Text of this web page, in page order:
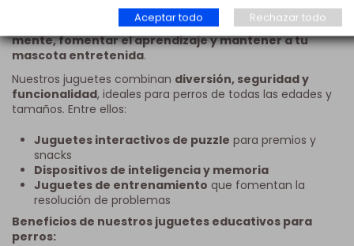
encontrarás una selección dejuguetes
educativos para perros, diseñados paraestimular la
mente, fomentar el aprendizaje y mantener a tu
mascota entretenida.
Nuestros juguetes combinan diversión, seguridad y
funcionalidad, ideales para perros de todas las edades y
tamaños. Entre ellos:
Juguetes interactivos de puzzle para premios y
snacks
Dispositivos de inteligencia y memoria
Juguetes de entrenamiento que fomentan la
resolución de problemas
Beneficios de nuestros juguetes educativos para
perros:
Aceptar todo Rechazar todo